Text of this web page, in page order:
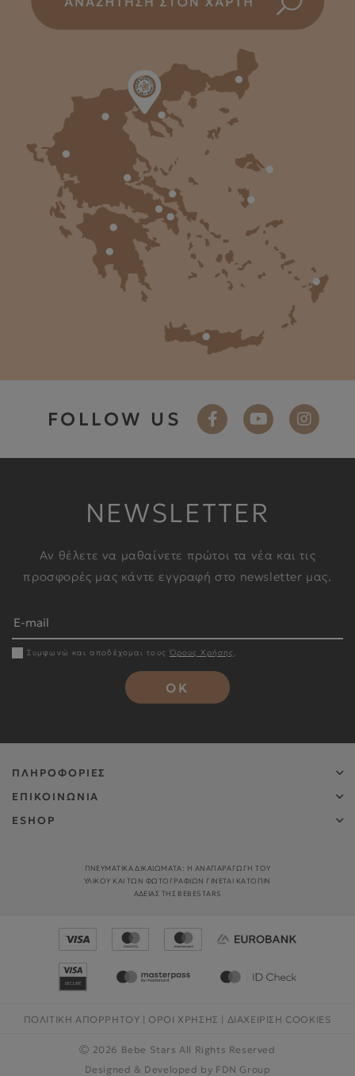
FOLLOW US
NEWSLETTER
Αν θέλετε να μαθαίνετε πρώτοι τα νέα και τις
προσφορές μας κάντε εγγραφή στο newsletter μας.
Συμφωνώ και αποδέχομαι τουςΌρους Χρήσης .
OK
ΠΛΗΡΟΦΟΡΙΕΣ
ΕΠΙΚΟΙΝΩΝΙΑ
ESHOP
ΠΝΕΥΜΑΤΙΚΑ ΔΙΚΑΙΩΜΑΤΑ: Η ΑΝΑΠΑΡΑΓΩΓΉ ΤΟΥ
ΥΛΙΚΟΎ ΚΑΙ ΤΩΝ ΦΩΤΟΓΡΑΦΙΏΝ ΓΊΝΕΤΑΙ ΚΑΤΌΠΙΝ
ΑΔΕΊΑΣ ΤΗΣ BEBESTARS
2026 Bebe Stars All Rights Reserved
ΠΟΛΙΤΙΚΗ ΑΠΟΡΡΗΤΟΥ ΟΡΟΙ ΧΡΗΣΗΣ ΔΙΑΧΕΊΡΙΣΗ COOKIES
Designed & Developed by FDN Group